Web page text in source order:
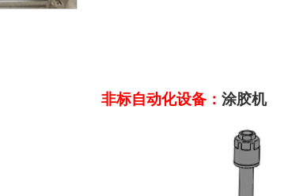
非标自动化设备： 涂胶机